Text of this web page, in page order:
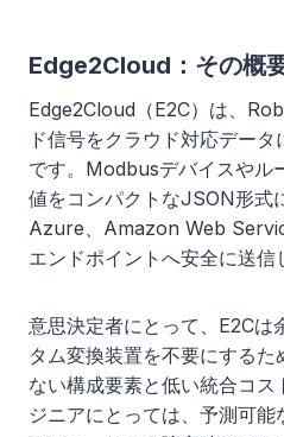
Edge2Cloud：その概
Edge2Cloud（E2C）は、
ド信号をクラウド対応デー
です。Modbusデバイスやル
値をコンパクトなJSON形
Azure、Amazon Web
エンドポイントへ安全に送信
意思決定者にとって、E2Cは
タム変換装置を不要にする
ない構成要素と低い統合コ
ジニアにとっては、予測可